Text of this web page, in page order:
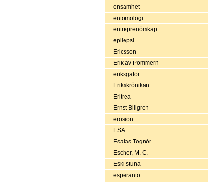
ensamhet
entomologi
entreprenörskap
epilepsi
Ericsson
Erik av Pommern
eriksgator
Erikskrönikan
Eritrea
Ernst Billgren
erosion
ESA
Esaias Tegnér
Escher, M. C.
Eskilstuna
esperanto